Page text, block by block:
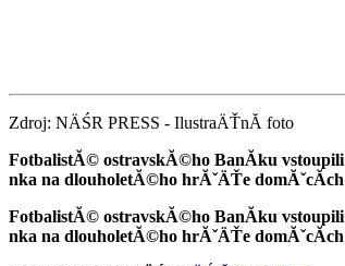
Zdroj: NÄŚR PRESS - IlustraÄŤnĂ­ foto
FotbalistĂ© ostravskĂ©ho BanĂ­ku
nka na dlouholetĂ©ho hrĂˇÄŤe
FotbalistĂ© ostravskĂ©ho BanĂ­ku
nka na dlouholetĂ©ho hrĂˇÄŤe